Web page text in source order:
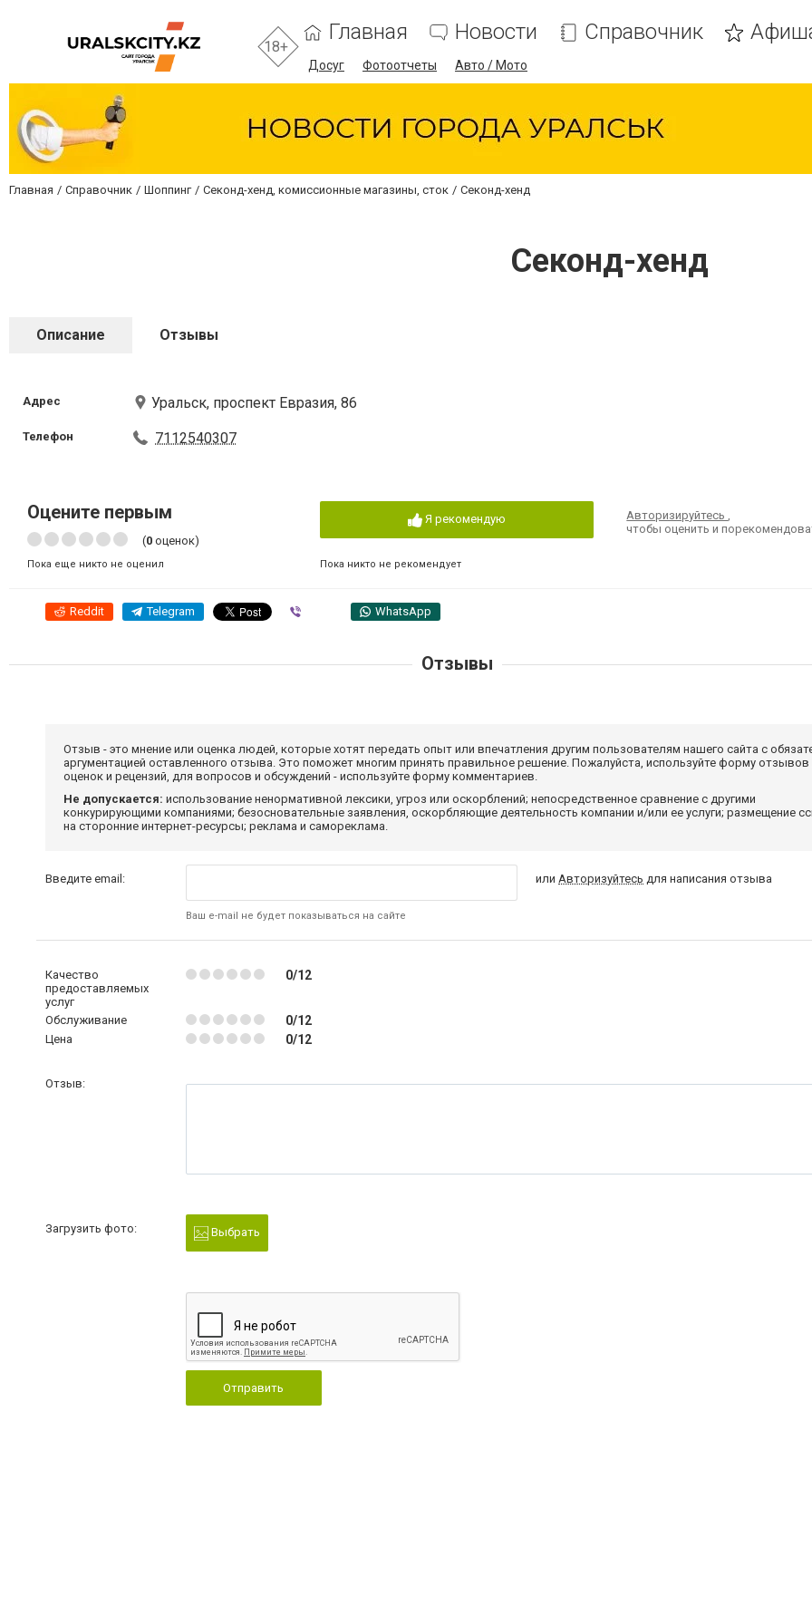
18+
Главная Новости Справочник
Досуг Фотоотчеты Авто / Мото
Главная Справочник Шоппинг Секонд-хенд, комиссионные магазины, сток Секонд-хенд
Секонд-хенд
Описание Отзывы
Адрес Уральск, проспект Евразия, 86
Телефон 7112540307
Оцените первым
(0 оценок)
Пока еще никто не оценил
Я рекомендую
Пока никто не рекомендует
Авторизируйтесь,
чтобы оценить и
Reddit Telegram WhatsApp
Отзывы
Отзыв - это мнение или оценка людей, которые хотят передать опыт или впечатления другим пользователям нашего сайта с
аргументацией оставленного отзыва. Это поможет многим принять правильное решение. Пожалуйста, используйте форму отзывов
оценок и рецензий, для вопросов и обсуждений - используйте форму комментариев.
Не допускается: использование ненормативной лексики, угроз или оскорблений; непосредственное сравнение с другими
конкурирующими компаниями; безосновательные заявления, оскорбляющие деятельность компании и/или ее услуги; размещение
на сторонние интернет-ресурсы; реклама и самореклама.
Введите email:
Ваш e-mail не будет показываться на сайте
илиАвторизуйтесь для написания отзыва
Качество
предоставляемых
услуг
0/12
Обслуживание 0/12
Цена 0/12
Отзыв:
Загрузить фото: Выбрать
Отправить